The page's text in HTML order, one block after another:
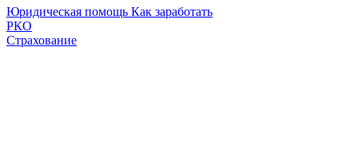
Юридическая помощь Как заработать
РКО
Страхование